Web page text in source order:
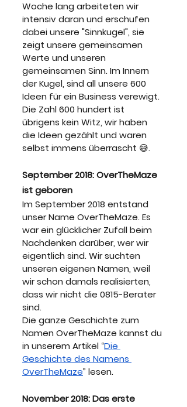
Woche lang arbeiteten wir
intensiv daran und erschufen
dabei unsere "Sinnkugel", sie
zeigt unsere gemeinsamen
Werte und unseren
gemeinsamen Sinn. Im Innern
der Kugel, sind all unsere 600
Ideen für ein Business verewigt.
Die Zahl 600 hundert ist
übrigens kein Witz, wir haben
die Ideen gezählt und waren
selbst immens überrascht 😅.
September 2018: OverTheMaze
ist geboren
Im September 2018 entstand
unser Name OverTheMaze. Es
war ein glücklicher Zufall beim
Nachdenken darüber, wer wir
eigentlich sind. Wir suchten
unseren eigenen Namen, weil
wir schon damals realisierten,
dass wir nicht die 0815-Berater
sind.
Die ganze Geschichte zum
Namen OverTheMaze kannst du
in unserem Artikel “Die
Geschichte des Namens
OverTheMaze” lesen.
November 2018: Das erste